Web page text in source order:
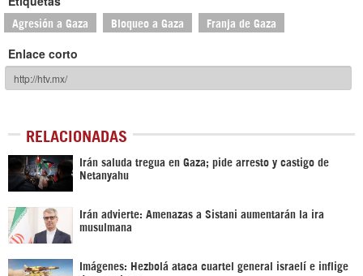
Agresión a Gaza Bloqueo a Gaza Franja de Gaza
Enlace corto
RELACIONADAS
Irán saluda tregua en Gaza; pide arresto y castigo de
Netanyahu
Irán advierte: Amenazas a Sistani aumentarán la ira
musulmana
Imágenes: Hezbolá ataca cuartel general israelí e inflige